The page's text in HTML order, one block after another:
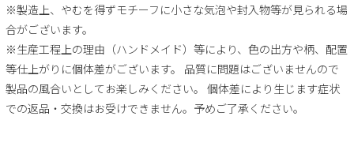
※製造上、やむを得ずモチーフに小さな気泡や封入物等が見られる場
合がございます。
※生産工程上の理由（ハンドメイド）等により、色の出方や柄、配置
等仕上がりに個体差がございます。 品質に問題はございませんので
製品の風合いとしてお楽しみください。 個体差により生じます症状
での返品・交換はお受けできません。予めご了承ください。